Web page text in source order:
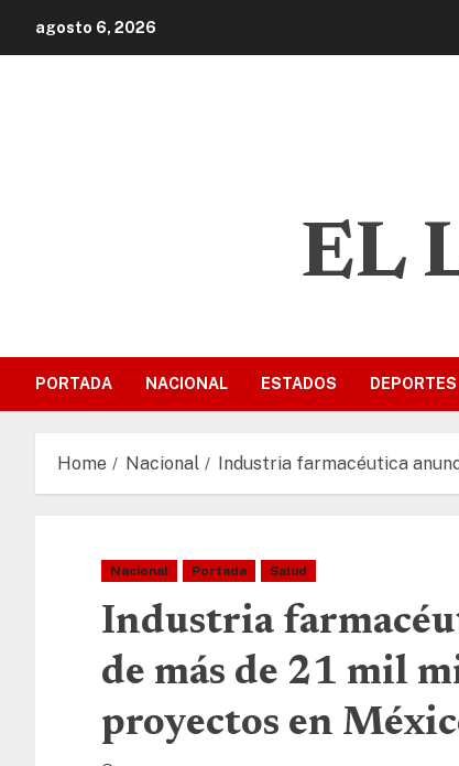
agosto 6, 2026
EL
PORTADA NACIONAL ESTADOS DEPORTES
Home Nacional Industria farmacéutica
Nacional Portada Salud
Industria
de más de 21 mil
proyectos en